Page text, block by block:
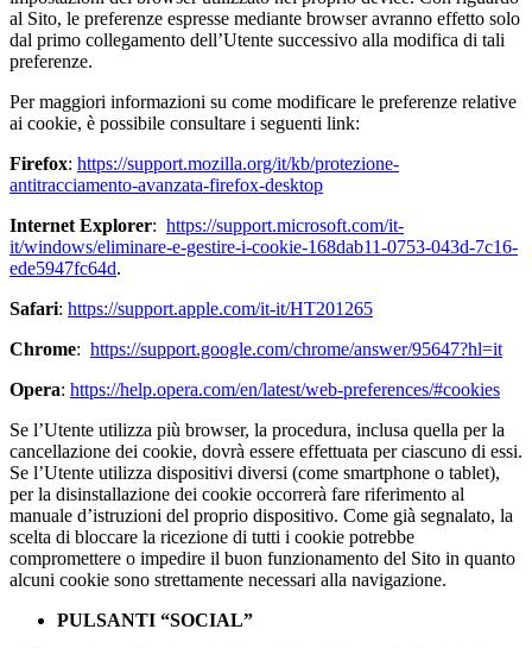
al Sito, le preferenze espresse mediante browser avranno effetto solo
dal primo collegamento dell’Utente successivo alla modifica di tali
preferenze.
Per maggiori informazioni su come modificare le preferenze relative
ai cookie, è possibile consultare i seguenti link:
Firefox: https://support.mozilla.org/it/kb/protezione-
antitracciamento-avanzata-firefox-desktop
Internet Explorer: https://support.microsoft.com/it-
it/windows/eliminare-e-gestire-i-cookie-168dab11-0753-043d-7c16-
ede5947fc64d.
Safari: https://support.apple.com/it-it/HT201265
Chrome: https://support.google.com/chrome/answer/95647?hl=it
Opera: https://help.opera.com/en/latest/web-preferences/#cookies
Se l’Utente utilizza più browser, la procedura, inclusa quella per la
cancellazione dei cookie, dovrà essere effettuata per ciascuno di essi.
Se l’Utente utilizza dispositivi diversi (come smartphone o tablet),
per la disinstallazione dei cookie occorrerà fare riferimento al
manuale d’istruzioni del proprio dispositivo. Come già segnalato, la
scelta di bloccare la ricezione di tutti i cookie potrebbe
compromettere o impedire il buon funzionamento del Sito in quanto
alcuni cookie sono strettamente necessari alla navigazione.
PULSANTI “SOCIAL”